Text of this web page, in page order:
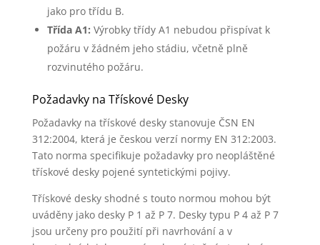
jako pro třídu B.
Třída A1: Výrobky třídy A1 nebudou přispívat k
požáru v žádném jeho stádiu, včetně plně
rozvinutého požáru.
Požadavky na Třískové Desky
Požadavky na třískové desky stanovuje ČSN EN
312:2004, která je českou verzí normy EN 312:2003.
Tato norma specifikuje požadavky pro neopláštěné
třískové desky pojené syntetickými pojivy.
Třískové desky shodné s touto normou mohou být
uváděny jako desky P 1 až P 7. Desky typu P 4 až P 7
jsou určeny pro použití při navrhování a v